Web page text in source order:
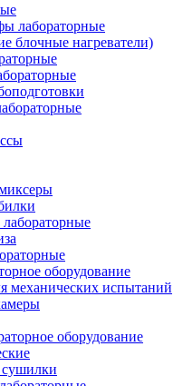
лабораторные
блочные нагреватели)
оборудование
механических испытаний
оборудование